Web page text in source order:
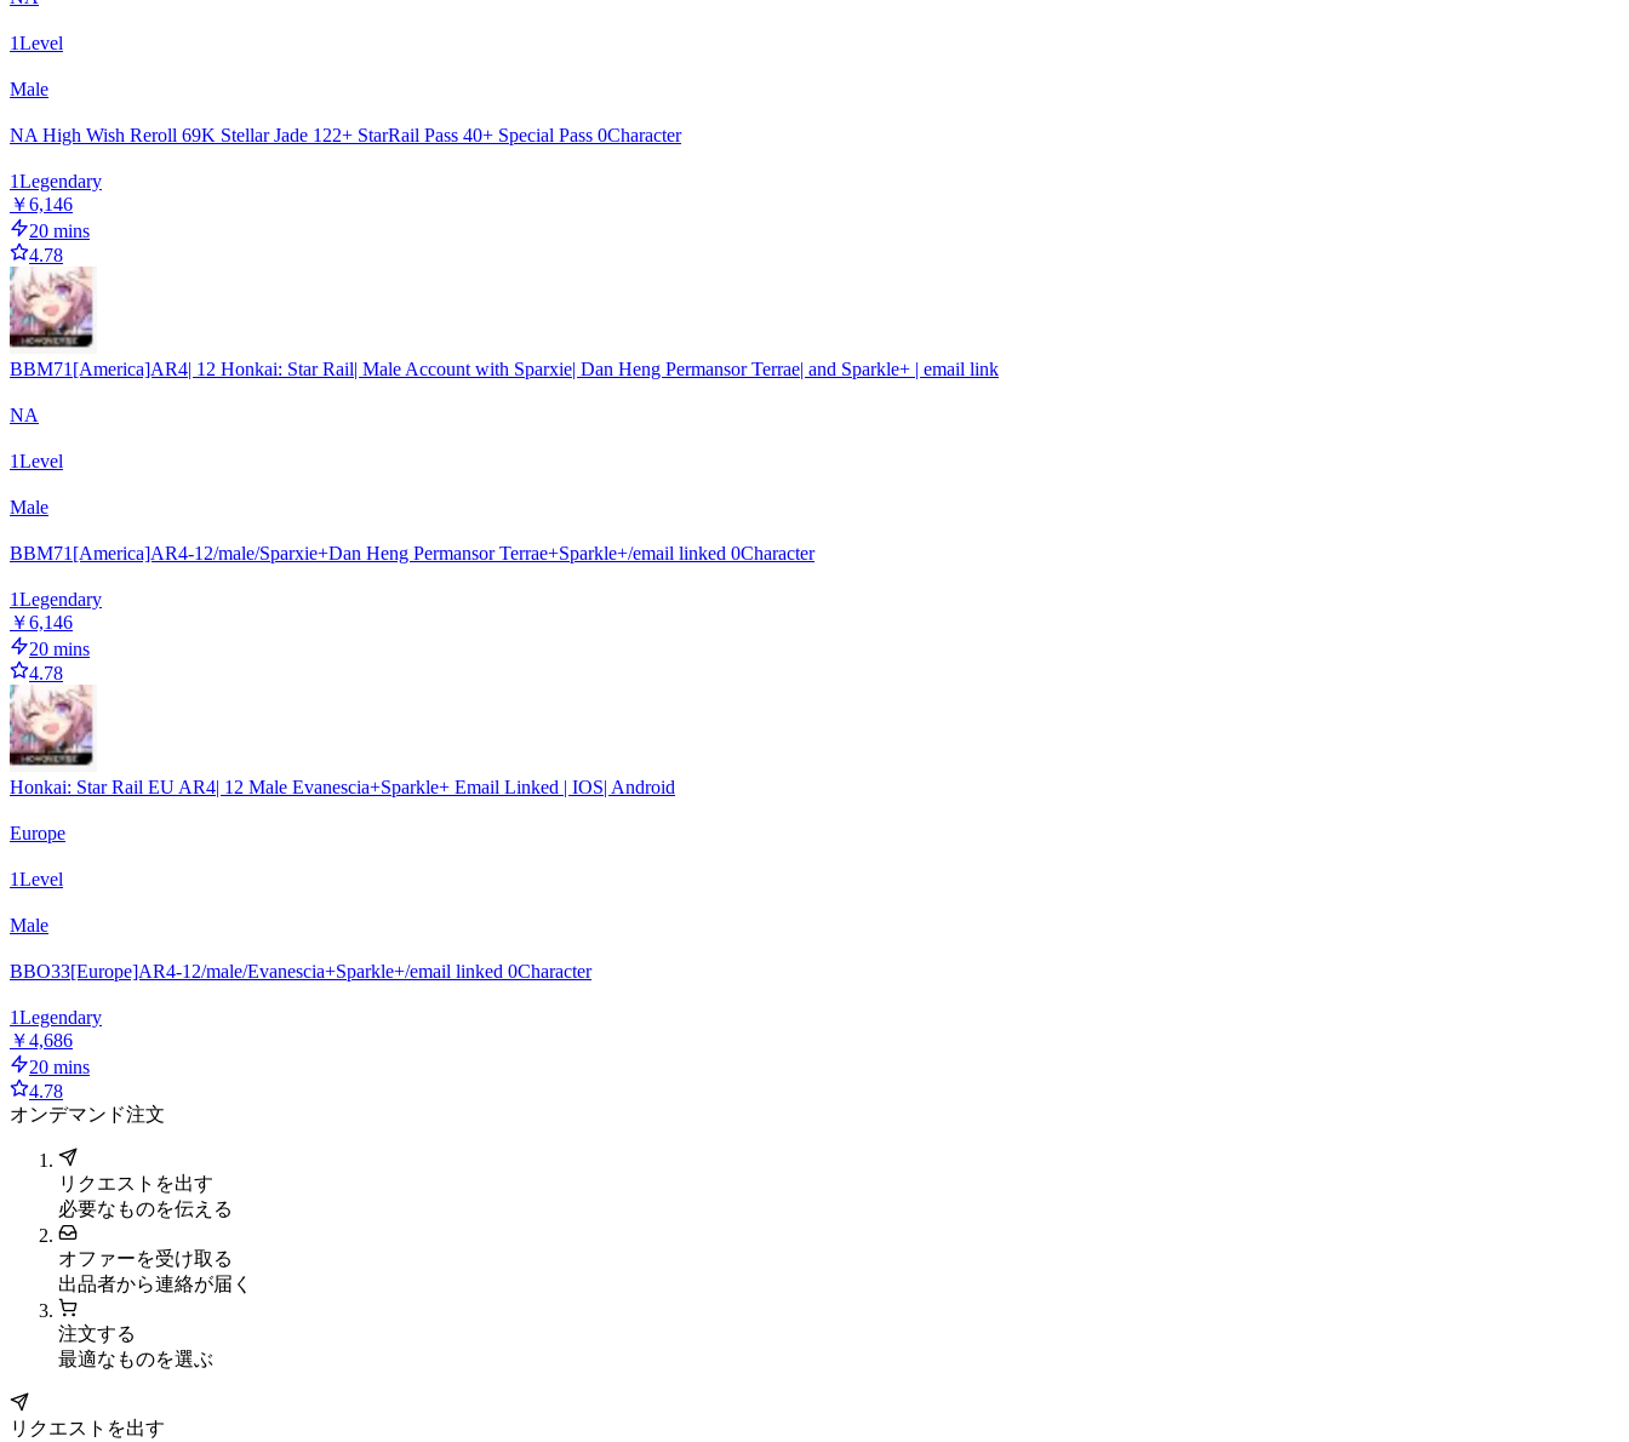
1Level
Male
NA High Wish Reroll 69K Stellar Jade 122+ StarRail Pass 40+ Special Pass 0Character
1Legendary
￥6,146
20 mins
4.78
BBM71[America]AR4| 12 Honkai: Star Rail| Male Account with Sparxie| Dan Heng Permansor Terrae| and Sparkle+ | email link
NA
1Level
Male
BBM71[America]AR4-12/male/Sparxie+Dan Heng Permansor Terrae+Sparkle+/email linked 0Character
1Legendary
￥6,146
20 mins
4.78
Honkai: Star Rail EU AR4| 12 Male Evanescia+Sparkle+ Email Linked | IOS| Android
Europe
1Level
Male
BBO33[Europe]AR4-12/male/Evanescia+Sparkle+/email linked 0Character
1Legendary
￥4,686
20 mins
4.78
オンデマンド注文
リクエストを出す
必要なものを伝える
オファーを受け取る
出品者から連絡が届く
注文する
最適なものを選ぶ
リクエストを出す